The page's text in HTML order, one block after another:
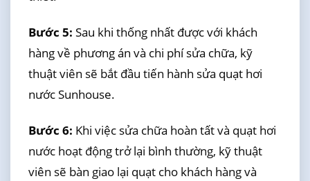
Bước 5: Sau khi thống nhất được với khách
hàng về phương án và chi phí sửa chữa, kỹ
thuật viên sẽ bắt đầu tiến hành sửa quạt hơi
nước Sunhouse.
Bước 6: Khi việc sửa chữa hoàn tất và quạt hơi
nước hoạt động trở lại bình thường, kỹ thuật
viên sẽ bàn giao lại quạt cho khách hàng và